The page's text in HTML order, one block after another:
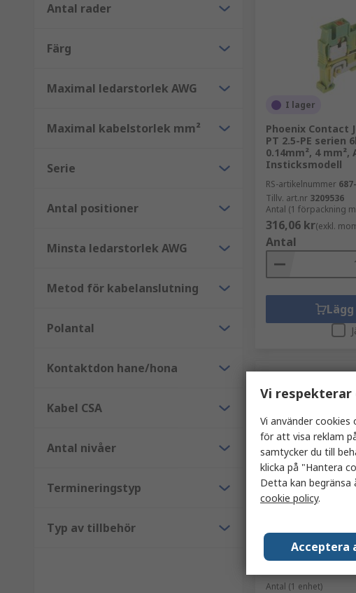
Antal rader
Färg
Maximal ledarstorlek AWG
Maximal kabelstorlek mm²
Serie
Antal positioner
Minsta ledarstorlek AWG
Metod för kabelanslutning
Polantal
Kontaktdon hane/hona
Kabel CSA
Antal nivåer
Termineringstyp
Typ av tillbehör
I lager
Phoenix Contact
PT 2.5-PE serien
0.14mm², 4 mm²,
Insticksmodell
RS-artikelnummer
Tillv. art.nr 3209536
Antal (1 förpackning
316,06 kr(exkl.
Antal
I lager
CAMDENBOSS
Skruv, 450V CHTB
RS-artikelnummer
Tillv. art.nrCHTB4/3N
Antal (1 enhet)
Vi
Vi använder
för att visa reklam
samtycker du till
klicka på "Hantera
Detta kan
cookie policy.
Acceptera